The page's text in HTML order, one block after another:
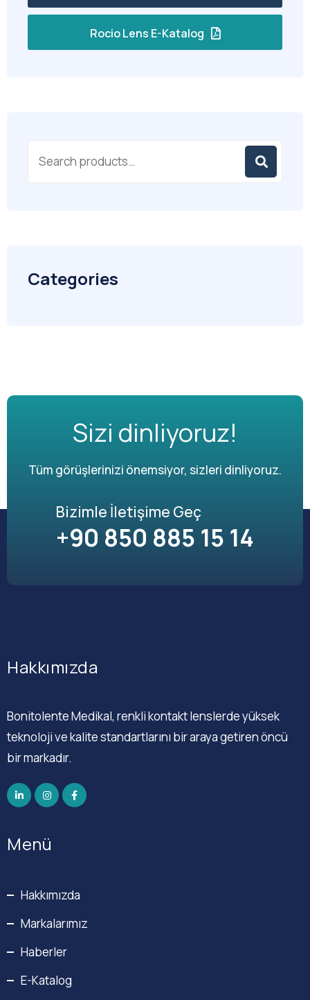
Rocio Lens E-Katalog
Categories
Sizi dinliyoruz!
Tüm görüşlerinizi önemsiyor, sizleri dinliyoruz.
Bizimle İletişime Geç
+90 850 885 15 14
Hakkımızda
Bonitolente Medikal, renkli kontakt lenslerde yüksek
teknoloji ve kalite standartlarını bir araya getiren öncü
bir markadır.
Menü
Hakkımızda
Markalarımız
Haberler
E-Katalog